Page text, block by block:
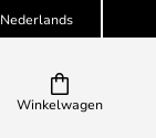
Nederlands
Winkelwagen